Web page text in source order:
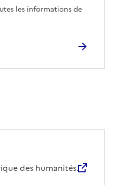
les informations de
des humanités.